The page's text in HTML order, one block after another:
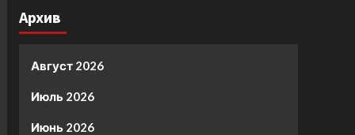
Архив
Август 2026
Июль 2026
Июнь 2026